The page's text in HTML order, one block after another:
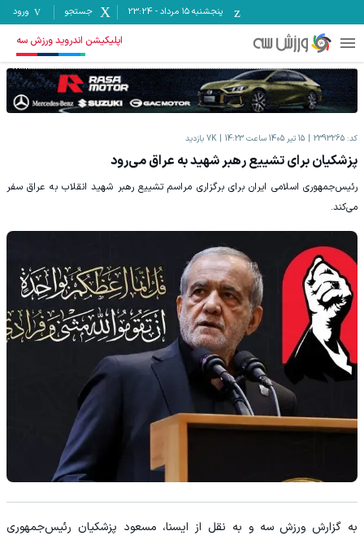
پنجشنبه ۱۵ مرداد -
23:24 جستجو ورود
اپلیکیشن اندروید ورزش سه
کد: 2393265 15 تیر 1405 ساعت 14:23 7K بازدید
پزشکیان برای تشییع رهبر شهید به عراق می‌رود
رئیس‌جمهوری اسلامی ایران برای برگزاری مراسم تشییع رهبر شهید انقلاب به عراق سفر
می‌کند.
به گزارش ورزش سه و به نقل از ایسنا، مسعود پزشکیان رئیس‌جمهوری